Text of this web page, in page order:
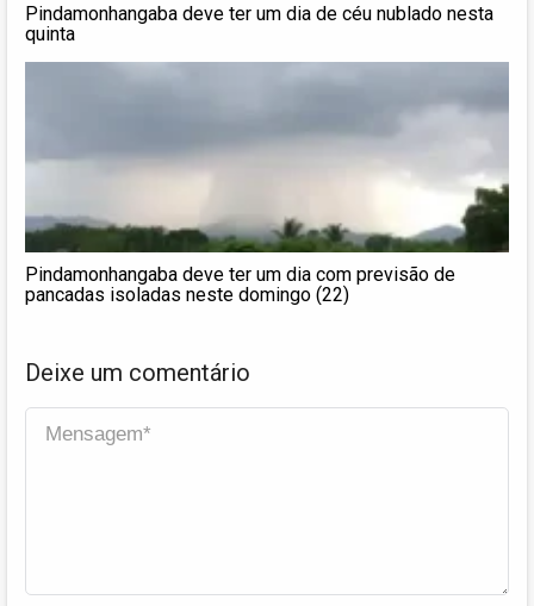
Pindamonhangaba deve ter um dia de céu nublado nesta
quinta
Pindamonhangaba deve ter um dia com previsão de
pancadas isoladas neste domingo (22)
Deixe um comentário